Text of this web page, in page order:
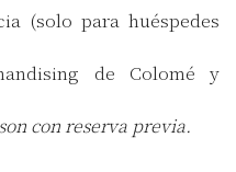
(solo para huéspedes
de Colomé y
con reserva previa.